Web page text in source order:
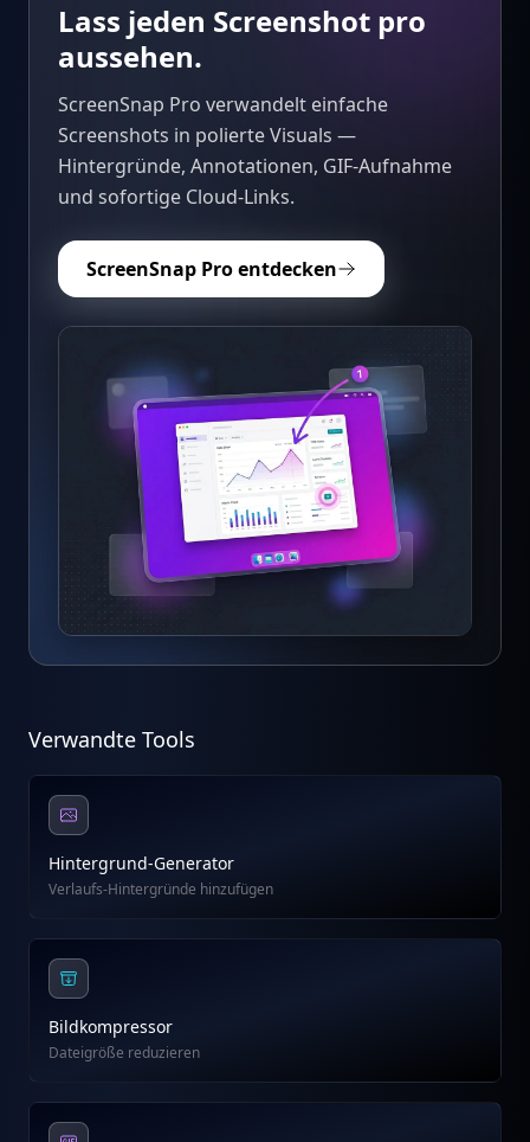
Lass jeden Screenshot pro
aussehen.
ScreenSnap Pro verwandelt einfache
Screenshots in polierte Visuals —
Hintergründe, Annotationen, GIF-Aufnahme
und sofortige Cloud-Links.
ScreenSnap Pro entdecken
Verwandte Tools
Hintergrund-Generator
Verlaufs-Hintergründe hinzufügen
Bildkompressor
Dateigröße reduzieren